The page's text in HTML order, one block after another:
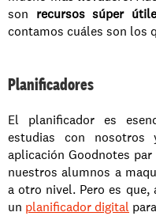
son recursos súper
contamos cuáles son los
Planificadores
El planificador es
estudias con
aplicación Goodnotes
nuestros alumnos a
a otro nivel. Pero es que,
un planificador digital